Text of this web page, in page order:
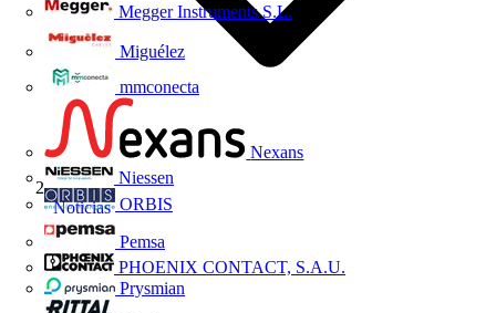
Megger Instruments S.L.
Miguélez
mmconecta
Nexans
Niessen
ORBIS
Pemsa
PHOENIX CONTACT, S.A.U.
Prysmian
Noticias